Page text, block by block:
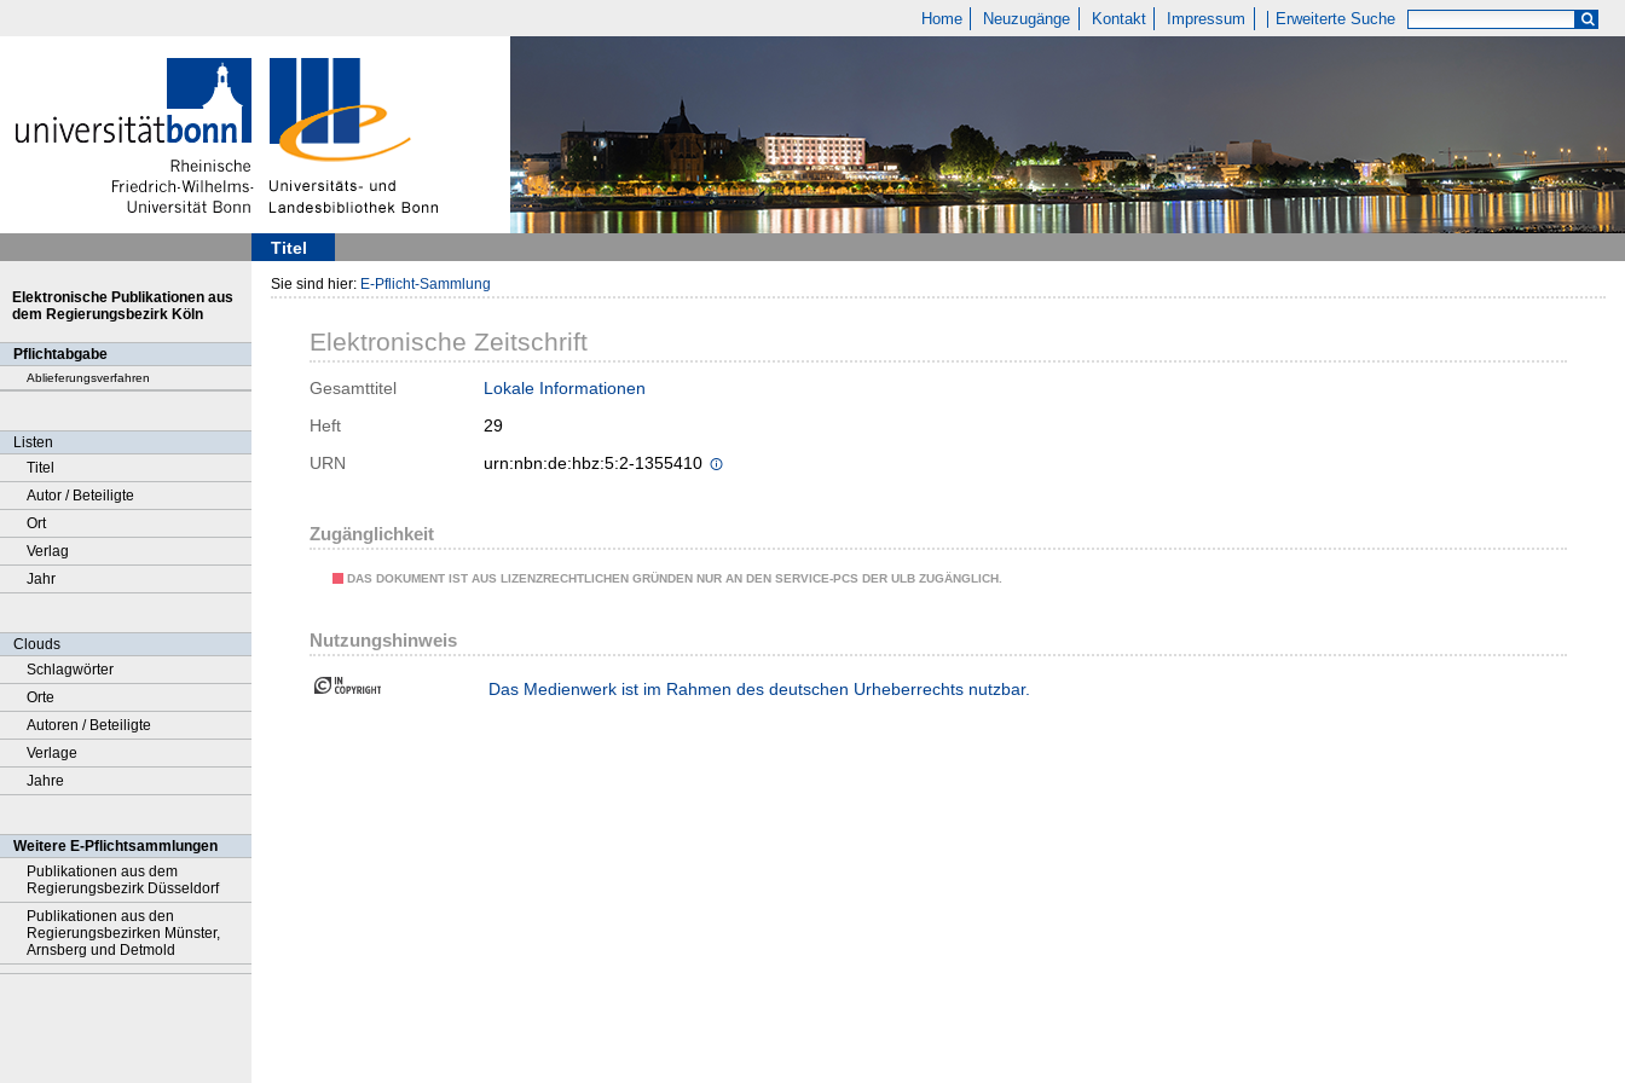
Home Neuzugänge Kontakt Impressum Erweiterte Suche
Titel
Elektronische Publikationen aus
dem Regierungsbezirk Köln
Pflichtabgabe
Ablieferungsverfahren
Listen
Titel
Autor / Beteiligte
Ort
Verlag
Jahr
Clouds
Schlagwörter
Orte
Autoren / Beteiligte
Verlage
Jahre
Weitere E-Pflichtsammlungen
Publikationen aus dem
Regierungsbezirk Düsseldorf
Publikationen aus den
Regierungsbezirken Münster,
Arnsberg und Detmold
Sie sind hier: E-Pflicht-Sammlung
Elektronische Zeitschrift
Gesamttitel
Lokale Informationen
Heft
29
URN
urn:nbn:de:hbz:5:2-1355410
Zugänglichkeit
DAS DOKUMENT IST AUS LIZENZRECHTLICHEN GRÜNDEN NUR AN DEN SERVICE-PCS DER ULB ZUGÄNGLICH.
Nutzungshinweis
Das Medienwerk ist im Rahmen des deutschen Urheberrechts nutzbar.